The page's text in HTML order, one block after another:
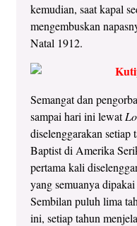
kemudian, saat kapal
mengembuskan
Natal 1912.
Semangat dan
sampai hari ini lewat
diselenggarakan setiap
Baptist di Amerika
pertama kali
yang semuanya
Sembilan puluh lima
ini, setiap tahun